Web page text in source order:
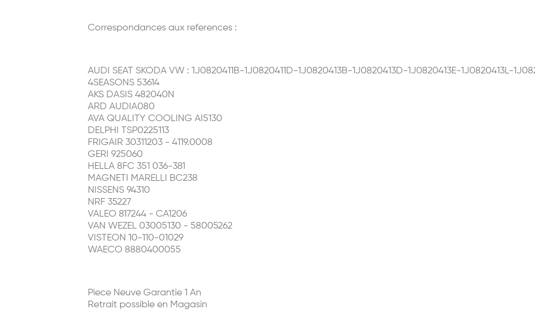
Correspondances aux references :
AUDI SEAT SKODA VW : 1J0820411B-1J0820411D-1J0820413B-1J0820413D-1J0820413E-1J0820413L-
4SEASONS 53614
AKS DASIS 482040N
ARD AUDIA080
AVA QUALITY COOLING AI5130
DELPHI TSP0225113
FRIGAIR 30311203 - 4119.0008
GERI 925060
HELLA 8FC 351 036-381
MAGNETI MARELLI BC238
NISSENS 94310
NRF 35227
VALEO 817244 - CA1206
VAN WEZEL 03005130 - 58005262
VISTEON 10-110-01029
WAECO 8880400055
Piece Neuve Garantie 1 An
Retrait possible en Magasin